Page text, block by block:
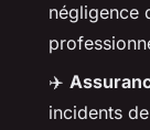
négligence
✈️
incidents